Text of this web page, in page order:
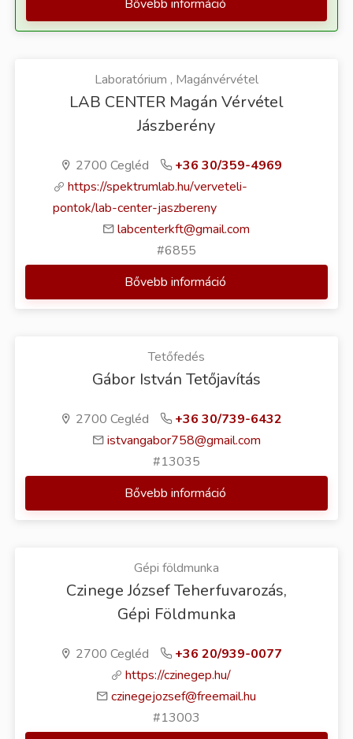
Bővebb információ
Laboratórium , Magánvérvétel
LAB CENTER Magán Vérvétel
Jászberény
2700 Cegléd
+36 30/359-4969
https://spektrumlab.hu/verveteli-
pontok/lab-center-jaszbereny
labcenterkft@gmail.com
#6855
Bővebb információ
Tetőfedés
Gábor István Tetőjavítás
2700 Cegléd
+36 30/739-6432
istvangabor758@gmail.com
#13035
Bővebb információ
Gépi földmunka
Czinege József Teherfuvarozás,
Gépi Földmunka
2700 Cegléd
+36 20/939-0077
https://czinegep.hu/
czinegejozsef@freemail.hu
#13003